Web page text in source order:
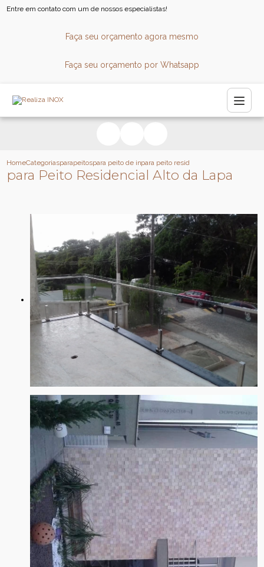
Entre em contato com um de nossos especialistas!
Faça seu orçamento agora mesmo
Faça seu orçamento por Whatsapp
HomeCategoriasparapeitospara peito de inoxpara peito residencial alto da lapa
para Peito Residencial Alto da Lapa